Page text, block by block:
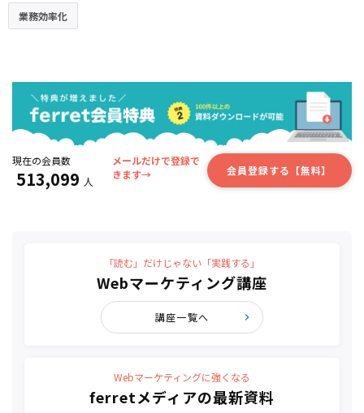
業務効率化
現在の会員数
513,099 人
メールだけで登録で
きます→
会員登録する【無料】
「読む」だけじゃない「実践する」
Webマーケティング講座
講座一覧へ
Webマーケティングに強くなる
ferretメディアの最新資料